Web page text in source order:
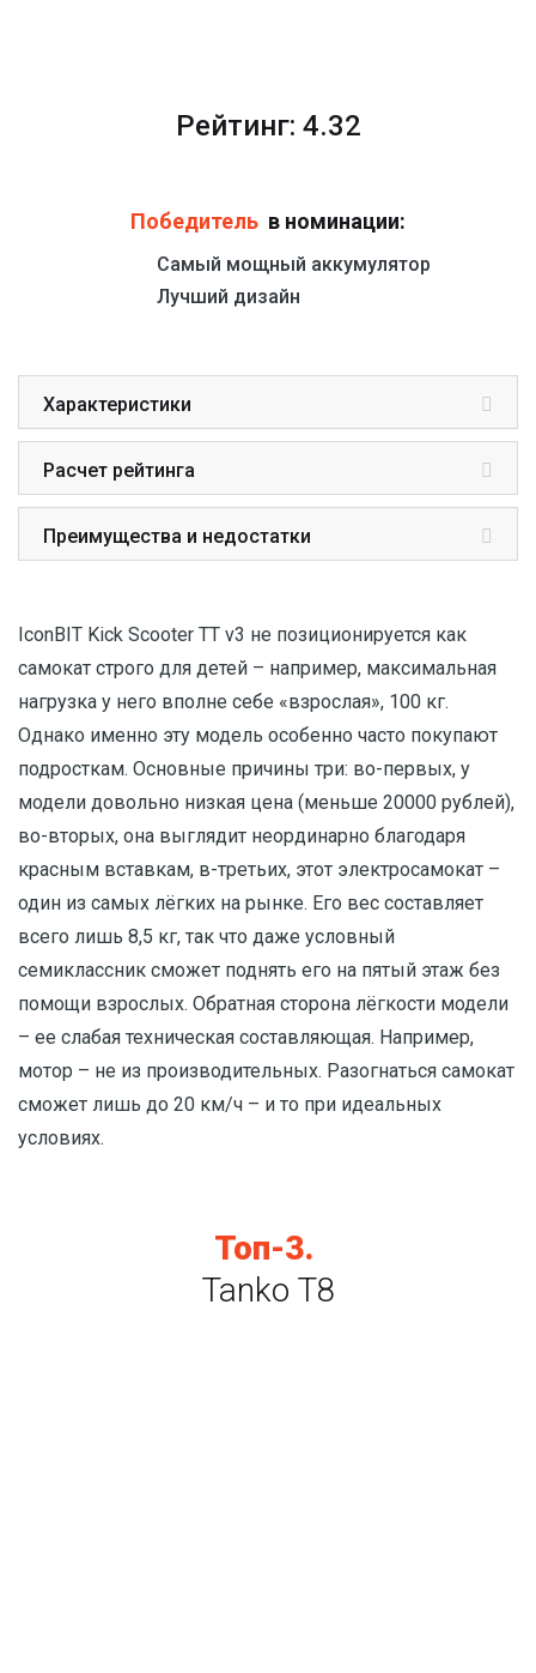
Рейтинг: 4.32
Победитель в номинации:
Самый мощный аккумулятор
Лучший дизайн
Характеристики
Расчет рейтинга
Преимущества и недостатки
IconBIT Kick Scooter TT v3 не позиционируется как
самокат строго для детей – например, максимальная
нагрузка у него вполне себе «взрослая», 100 кг.
Однако именно эту модель особенно часто покупают
подросткам. Основные причины три: во-первых, у
модели довольно низкая цена (меньше 20000 рублей),
во-вторых, она выглядит неординарно благодаря
красным вставкам, в-третьих, этот электросамокат –
один из самых лёгких на рынке. Его вес составляет
всего лишь 8,5 кг, так что даже условный
семиклассник сможет поднять его на пятый этаж без
помощи взрослых. Обратная сторона лёгкости модели
– ее слабая техническая составляющая. Например,
мотор – не из производительных. Разогнаться самокат
сможет лишь до 20 км/ч – и то при идеальных
условиях.
Топ-3.
Tanko T8